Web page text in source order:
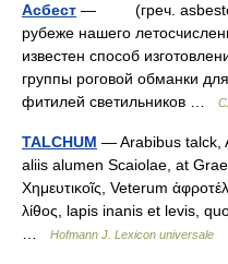
Асбест — (греч. asbeston
рубеже нашего
известен способ
группы роговой обманки
фитилей светильников …
TALCHUM — Arabibus talck,
aliis alumen Scaiolae, at
Χημευτικοῖς, Veterum
λίθος, lapis inanis et levis,
Hofmann J. Lexicon universale